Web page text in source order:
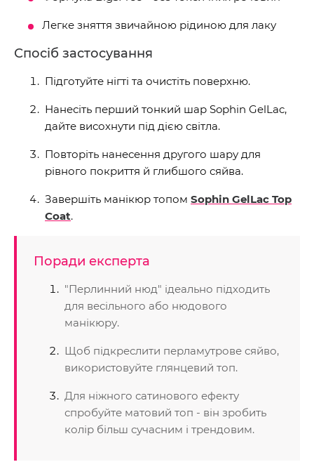
Легке зняття звичайною рідиною для лаку
Спосіб застосування
Підготуйте нігті та очистіть поверхню.
Нанесіть перший тонкий шар Sophin GelLac,
дайте висохнути під дією світла.
Повторіть нанесення другого шару для
рівного покриття й глибшого сяйва.
Завершіть манікюр топом Sophin GelLac Top
Coat.
Поради експерта
"Перлинний нюд" ідеально підходить
для весільного або нюдового
манікюру.
Щоб підкреслити перламутрове сяйво,
використовуйте глянцевий топ.
Для ніжного сатинового ефекту
спробуйте матовий топ - він зробить
колір більш сучасним і трендовим.